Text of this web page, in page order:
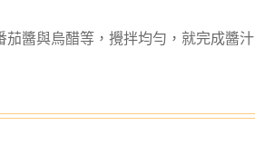
醬與烏醋等，攪拌均勻，就完成醬汁